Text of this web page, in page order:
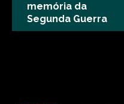
memória da
Segunda Guerra